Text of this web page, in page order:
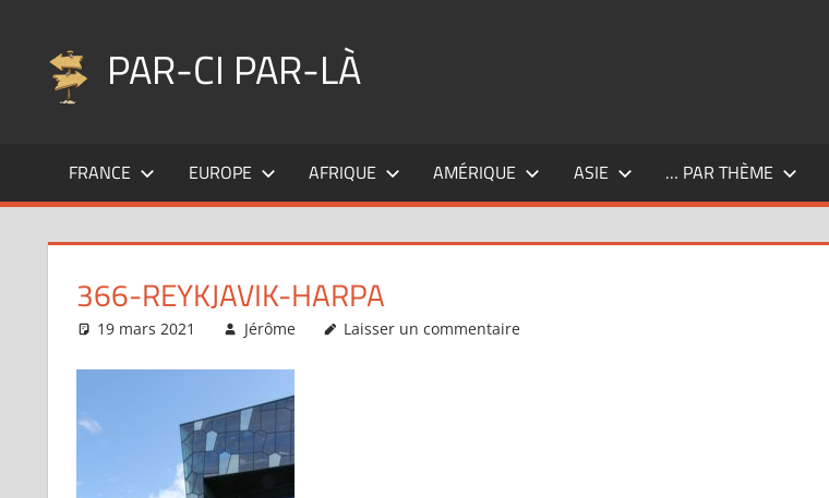
contenu
PAR-CI PAR-LÀ
fil
pérégrinations
FRANCE EUROPE AFRIQUE AMÉRIQUE ASIE … PAR THÈME
366-REYKJAVIK-HARPA
19 mars 2021 Jérôme Laisser un commentaire